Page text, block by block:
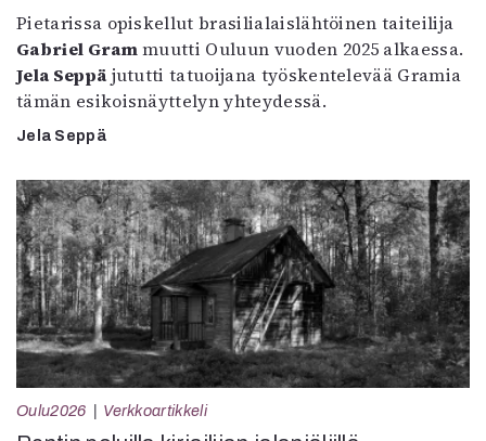
Pietarissa opiskellut brasilialaislähtöinen taiteilija
Gabriel Grammuutti Ouluun vuoden 2025 alkaessa.
Jela Seppä jututti tatuoijana työskentelevää Gramia
tämän esikoisnäyttelyn yhteydessä.
Jela Seppä
Oulu2026 Verkkoartikkeli